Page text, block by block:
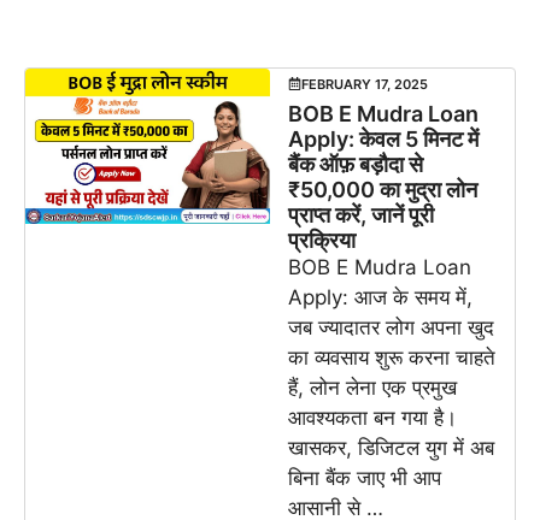
FEBRUARY 17, 2025
BOB E Mudra Loan
Apply: केवल 5 मिनट में
बैंक ऑफ़ बड़ौदा से
₹50,000 का मुद्रा लोन
प्राप्त करें, जानें पूरी
प्रक्रिया
BOB E Mudra Loan
Apply: आज के समय में,
जब ज्यादातर लोग अपना खुद
का व्यवसाय शुरू करना चाहते
हैं, लोन लेना एक प्रमुख
आवश्यकता बन गया है।
खासकर, डिजिटल युग में अब
बिना बैंक जाए भी आप
आसानी से …